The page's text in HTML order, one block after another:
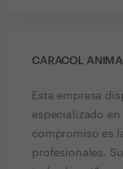
CARACOL
Esta empresa
especializado
compromiso es
profesionales.